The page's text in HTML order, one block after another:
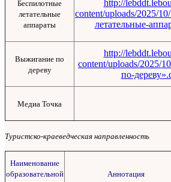
Беспилотные
летательные
аппараты
http://
content/uploads/2025/
летательные-
Выжигание по
дереву
http://
content/uploads/2025/
по-
Медиа Точка
Туристско-краеведческая направленность
Наименование
образовательной
Аннотация